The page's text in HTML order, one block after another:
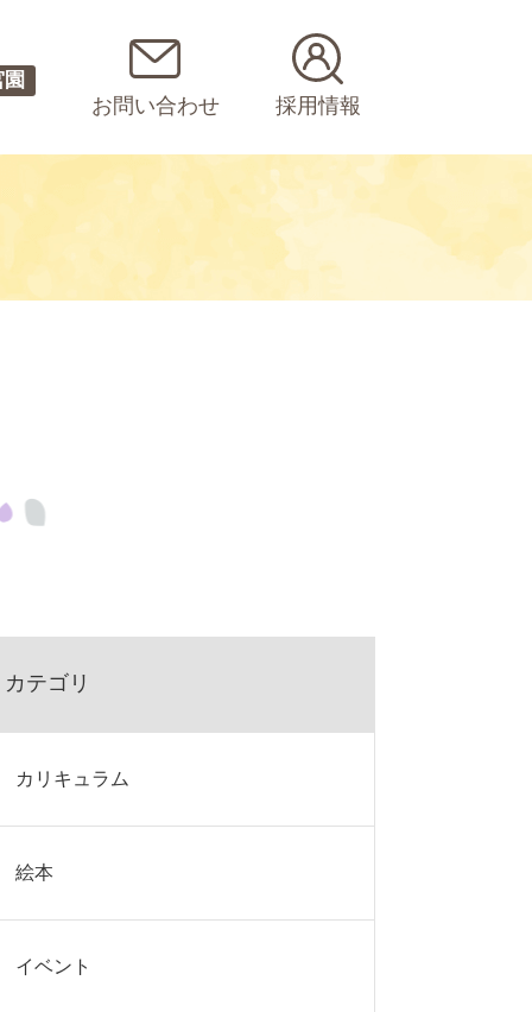
お問い合わせ 採用情報
カテゴリ
カリキュラム
絵本
イベント